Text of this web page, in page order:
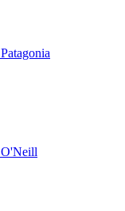
Patagonia
O'Neill